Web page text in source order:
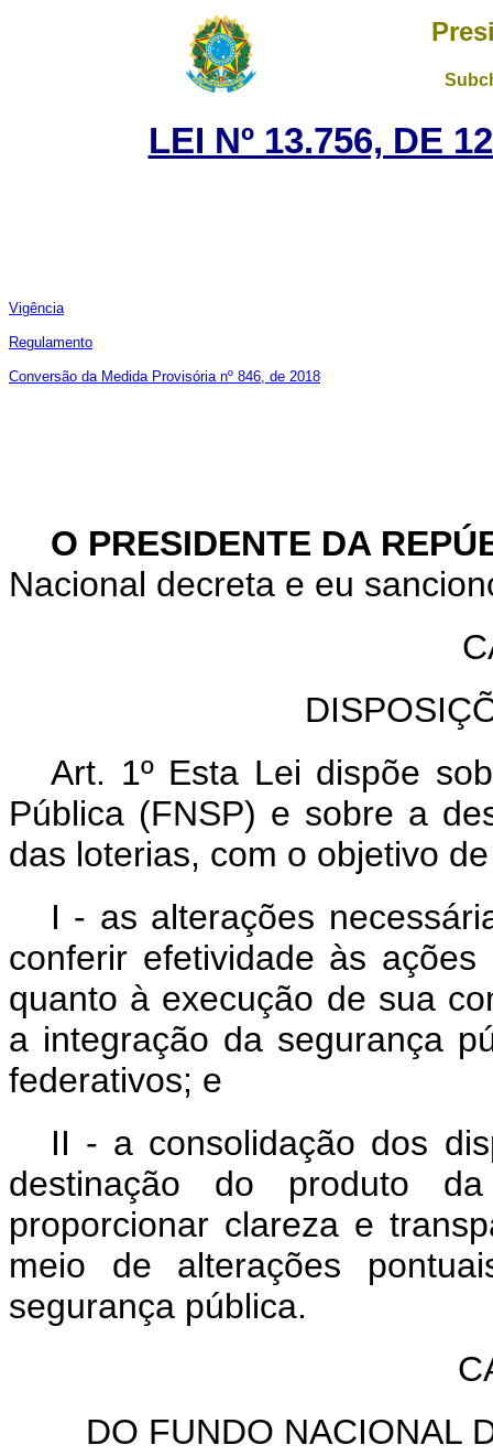
LEI Nº 13.756, DE
Vigência
Regulamento
Conversão da Medida Provisória nº 846, de 2018
O PRESIDENTE DA
Nacional decreta e eu
Art. 1º Esta Lei dispõe
Pública (FNSP) e sobre a
das loterias, com o objetivo
I - as alterações
conferir efetividade às
quanto à execução de sua
a integração da segurança
federativos; e
II - a consolidação dos
destinação do produto
proporcionar clareza e
meio de alterações
segurança pública.
DO FUNDO NACIONAL